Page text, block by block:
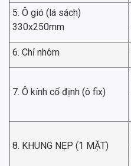
5. Ô gió (lá sách)
330x250mm
6. Chỉ nhôm
7. Ô kính cố định (ô fix)
8. KHUNG NẸP (1 MẶT)